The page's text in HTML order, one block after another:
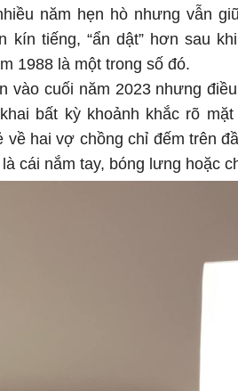
năm hẹn hò nhưng vẫn
kín tiếng, “ẩn dật” hơn sau
1988 là một trong số đó.
vào cuối năm 2023 nhưng
bất kỳ khoảnh khắc rõ
về hai vợ chồng chỉ đếm trên
cái nắm tay, bóng lưng hoặc